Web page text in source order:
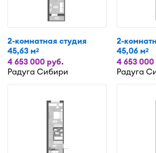
2-комнатная студия
45,63 м2
4 653 000 руб.
Радуга Сибири
2-
45,06 м2
4 653 000
Радуга